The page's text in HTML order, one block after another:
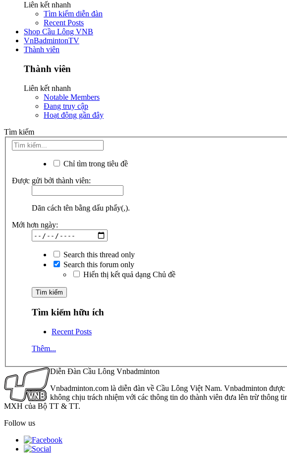
Liên kết nhanh
Tìm kiếm diễn đàn
Recent Posts
Shop Cầu Lông VNB
VnBadmintonTV
Thành viên
Thành viên
Liên kết nhanh
Notable Members
Đang truy cập
Hoạt động gần đây
Tìm kiếm
Chỉ tìm trong tiêu đề
Được gửi bởi thành viên:
Dãn cách tên bằng dấu phẩy(,).
Mới hơn ngày:
Search this thread only
Search this forum only
Hiển thị kết quả dạng Chủ đề
Tìm kiếm hữu ích
Recent Posts
Thêm...
Diễn Đàn Cầu Lông Vnbadminton
Vnbadminton.com là diễn đàn về Cầu Lông Việt Nam. Vnbadminton
không chịu trách nhiệm với các thông tin do thành viên đưa lên trừ thông
MXH của Bộ TT & TT.
Follow us